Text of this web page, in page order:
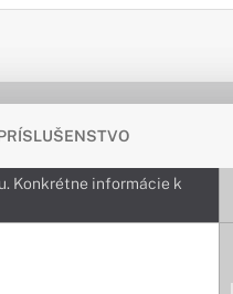
Konkrétne informácie k